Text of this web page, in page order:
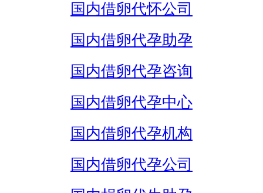
国内借卵代怀公司
国内借卵代孕助孕
国内借卵代孕咨询
国内借卵代孕中心
国内借卵代孕机构
国内借卵代孕公司